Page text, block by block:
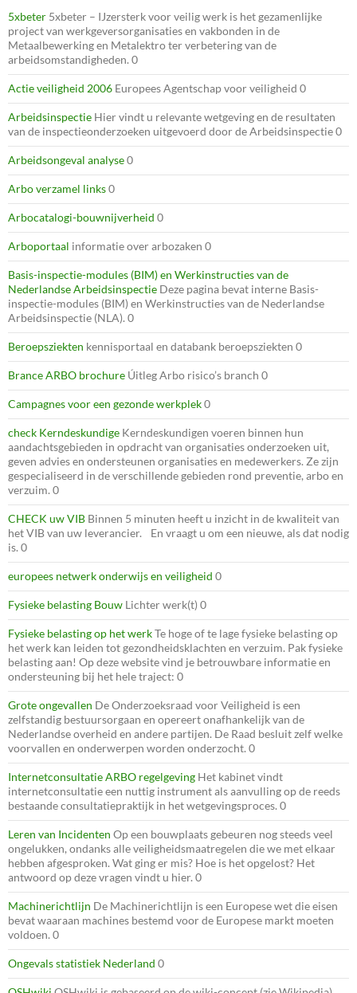
5xbeter 5xbeter – IJzersterk voor veilig werk is het gezamenlijke
project van werkgeversorganisaties en vakbonden in de
Metaalbewerking en Metalektro ter verbetering van de
arbeidsomstandigheden. 0
Actie veiligheid 2006 Europees Agentschap voor veiligheid 0
Arbeidsinspectie Hier vindt u relevante wetgeving en de resultaten
van de inspectieonderzoeken uitgevoerd door de Arbeidsinspectie 0
Arbeidsongeval analyse0
Arbo verzamel links0
Arbocatalogi-bouwnijverheid 0
Arboportaal informatie over arbozaken 0
Basis-inspectie-modules (BIM) en Werkinstructies van de
Nederlandse Arbeidsinspectie Deze pagina bevat interne Basis-
inspectie-modules (BIM) en Werkinstructies van de Nederlandse
Arbeidsinspectie (NLA). 0
Beroepsziekten kennisportaal en databank beroepsziekten 0
Brance ARBO brochure Úitleg Arbo risico’s branch 0
Campagnes voor een gezonde werkplek0
check Kerndeskundige Kerndeskundigen voeren binnen hun
aandachtsgebieden in opdracht van organisaties onderzoeken uit,
geven advies en ondersteunen organisaties en medewerkers. Ze zijn
gespecialiseerd in de verschillende gebieden rond preventie, arbo en
verzuim. 0
CHECK uw VIB Binnen 5 minuten heeft u inzicht in de kwaliteit van
het VIB van uw leverancier. En vraagt u om een nieuwe, als dat nodig
is. 0
europees netwerk onderwijs en veiligheid 0
Fysieke belasting Bouw Lichter werk(t) 0
Fysieke belasting op het werkTe hoge of te lage fysieke belasting op
het werk kan leiden tot gezondheidsklachten en verzuim. Pak fysieke
belasting aan! Op deze website vind je betrouwbare informatie en
ondersteuning bij het hele traject: 0
Grote ongevallen De Onderzoeksraad voor Veiligheid is een
zelfstandig bestuursorgaan en opereert onafhankelijk van de
Nederlandse overheid en andere partijen. De Raad besluit zelf welke
voorvallen en onderwerpen worden onderzocht. 0
Internetconsultatie ARBO regelgeving Het kabinet vindt
internetconsultatie een nuttig instrument als aanvulling op de reeds
bestaande consultatiepraktijk in het wetgevingsproces. 0
Leren van Incidenten Op een bouwplaats gebeuren nog steeds veel
ongelukken, ondanks alle veiligheidsmaatregelen die we met elkaar
hebben afgesproken. Wat ging er mis? Hoe is het opgelost? Het
antwoord op deze vragen vindt u hier. 0
Machinerichtlijn De Machinerichtlijn is een Europese wet die eisen
bevat waaraan machines bestemd voor de Europese markt moeten
voldoen. 0
Ongevals statistiek Nederland 0